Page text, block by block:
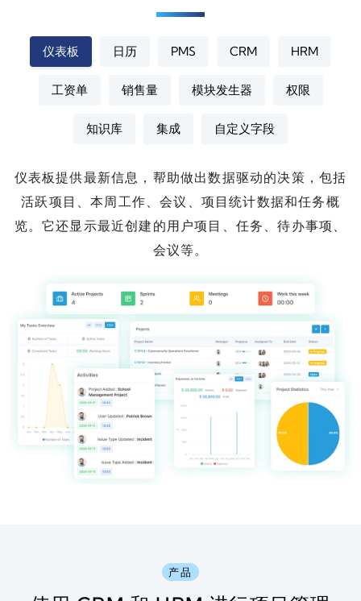
仪表板 日历 PMS CRM HRM
工资单 销售量 模块发生器 权限
知识库 集成 自定义字段
仪表板提供最新信息，帮助做出数据驱动的决策，包括
活跃项目、本周工作、会议、项目统计数据和任务概
览。它还显示最近创建的用户项目、任务、待办事项、
会议等。
产品